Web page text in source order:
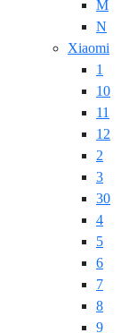
M
N
Xiaomi
1
10
11
12
2
3
30
4
5
6
7
8
9